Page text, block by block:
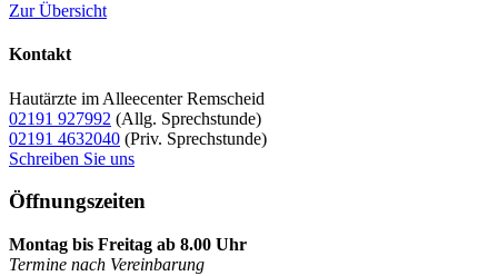
Zur Übersicht
Kontakt
Hautärzte im Alleecenter Remscheid
02191 927992 (Allg. Sprechstunde)
02191 4632040 (Priv. Sprechstunde)
Schreiben Sie uns
Öffnungszeiten
Montag bis Freitag ab 8.00 Uhr
Termine nach Vereinbarung